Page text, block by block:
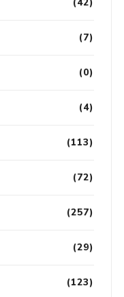
(7)
(0)
(4)
(113)
(72)
(257)
(29)
(123)